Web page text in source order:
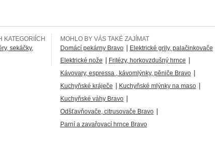
KATEGORIÍCH
sekáčky,
MOHLO BY VÁS TAKÉ ZAJÍMAT
Domácí pekárny Bravo | Elektrické grily, palačinkovače
Elektrické nože | Fritézy, horkovzdušný hrnce |
Kávovary, espressa , kávomlýnky, pěniče Bravo |
Kuchyňské kráječe | Kuchyňské mlýnky na maso |
Kuchyňské váhy Bravo |
Odšťavňovače, citrusovače Bravo |
Parní a zavařovací hrnce Bravo